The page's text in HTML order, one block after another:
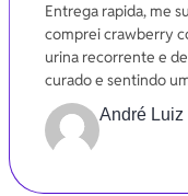
Entrega rapida, me
comprei crawberry
urina recorrente e
curado e sentindo
Gratidão
André Luiz